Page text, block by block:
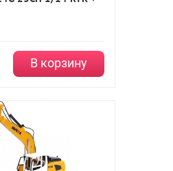
В корзину